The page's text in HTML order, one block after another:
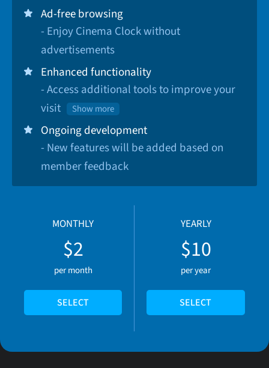
Ad-free browsing
- Enjoy Cinema Clock without
advertisements
Enhanced functionality
- Access additional tools to improve your
visit
Show more
Ongoing development
- New features will be added based on
member feedback
MONTHLY
$2
per month
SELECT
YEARLY
$10
per year
SELECT